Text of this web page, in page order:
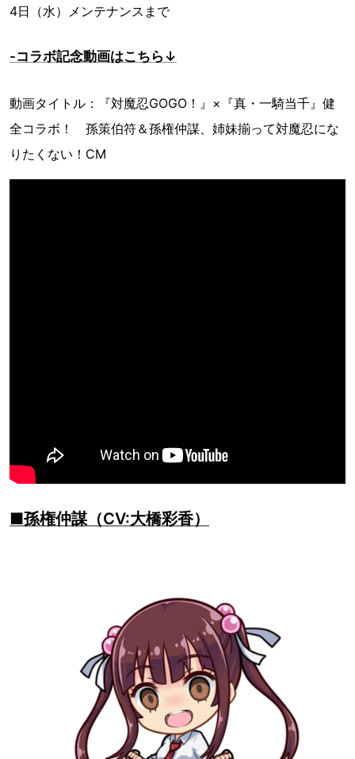
4日（水）メンテナンスまで
-コラボ記念動画はこちら↓
動画タイトル：『対魔忍GOGO！』×『真・一騎当千』健
全コラボ！ 孫策伯符＆孫権仲謀、姉妹揃って対魔忍にな
りたくない！CM
■孫権仲謀（CV:大橋彩香）